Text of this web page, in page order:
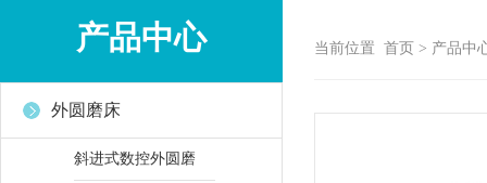
产品中心
外圆磨床
斜进式数控外圆磨
当前位置 首页 > 产品中